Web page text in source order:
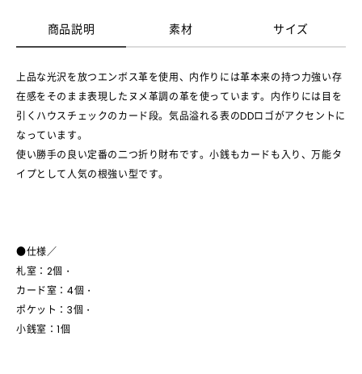
商品説明 素材 サイズ
上品な光沢を放つエンボス革を使用、内作りには革本来の持つ力強い存
在感をそのまま表現したヌメ革調の革を使っています。内作りには目を
引くハウスチェックのカード段。気品溢れる表のDDロゴがアクセントに
なっています。
使い勝手の良い定番の二つ折り財布です。小銭もカードも入り、万能タ
イプとして人気の根強い型です。
●仕様／
札室：2個・
カード室：4個・
ポケット：3個・
小銭室：1個